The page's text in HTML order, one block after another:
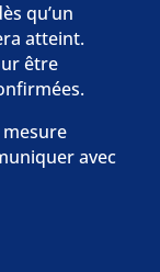
qu’un
atteint.
être
avec